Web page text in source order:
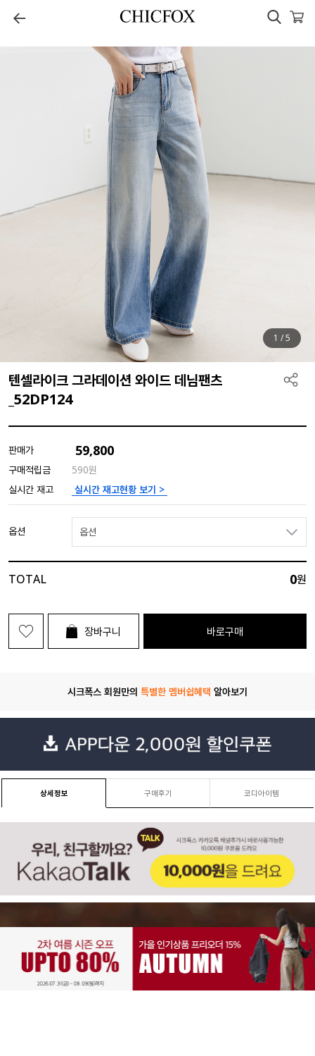
1 /5
텐셀라이크 그라데이션 와이드 데님팬츠
_52DP124
판매가 59,800
구매적립금
590원
실시간 재고
실시간 재고현황 보기 >
옵션 옵션
TOTAL 0원
장바구니 바로구매
시크폭스 회원만의 특별한 멤버쉽혜택 알아보기
상세정보 구매후기 코디아이템